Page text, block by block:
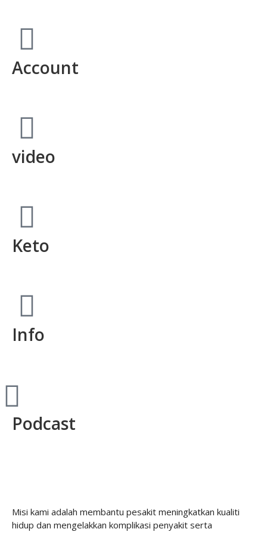
Account
video
Keto
Info
Podcast
Misi kami adalah membantu pesakit meningkatkan kualiti
hidup dan mengelakkan komplikasi penyakit serta